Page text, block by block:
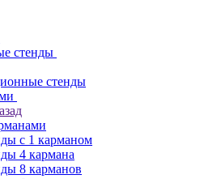
стенды
стенды
с 1 карманом
4 кармана
8 карманов